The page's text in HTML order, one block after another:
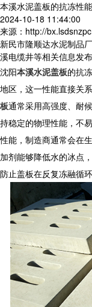
本溪水泥盖板的抗冻性
2024-10-18 11:44:00
来源：http://
新民市隆顺达水泥制品
溪电缆井等相关信息发
沈阳本溪水泥盖板的抗
地区，这一性能直接关
板通常采用高强度、耐
持稳定的物理性能，不
性能，制造商通常会在
加剂能够降低水的冰点
防止盖板在反复冻融循